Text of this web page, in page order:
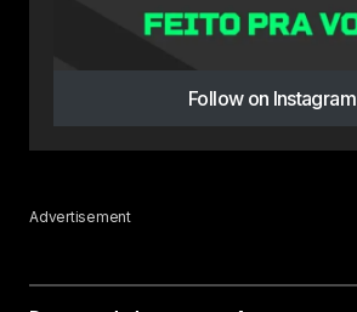
Follow on Instagram
Advertisement